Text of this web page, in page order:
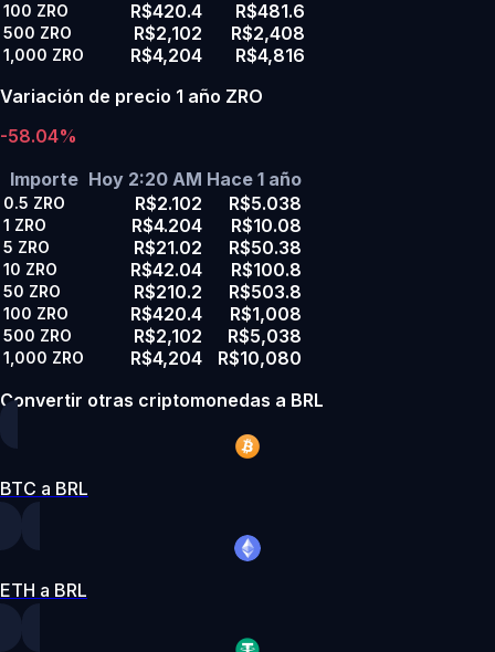
100 ZRO R$420.4 R$481.6
500 ZRO R$2,102 R$2,408
1,000 ZRO R$4,204
R$4,816
Variación de precio 1 año ZRO
-58.04%
Importe Hoy 2:20 AM Hace 1 año
0.5 ZRO R$2.102 R$5.038
1 ZRO R$4.204 R$10.08
5 ZRO R$21.02 R$50.38
10 ZRO R$42.04 R$100.8
50 ZRO R$210.2 R$503.8
100 ZRO R$420.4 R$1,008
500 ZRO R$2,102 R$5,038
1,000 ZRO R$4,204
R$10,080
Convertir otras criptomonedas a BRL
BTC a BRL
ETH a BRL